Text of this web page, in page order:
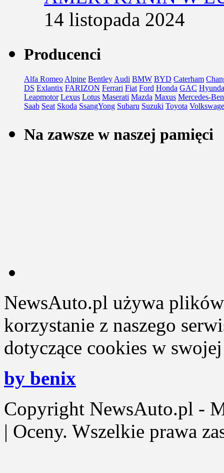
14 listopada 2024
Producenci
Alfa Romeo Alpine Bentley Audi BMW BYD Caterham
DS Exlantix FARIZON Ferrari Fiat Ford Honda GAC
Leapmotor Lexus Lotus Maserati Mazda Maxus Mercedes-
Saab Seat Skoda SsangYong Subaru Suzuki Toyota
Na zawsze w naszej pamięci
NewsAuto.pl używa
korzystanie z naszego
dotyczące cookies w
by benix
Copyright NewsAuto.pl -
| Oceny. Wszelkie prawa